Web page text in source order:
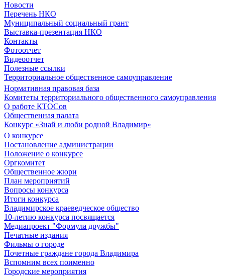
Новости
Перечень НКО
Муниципальный социальный грант
Выставка-презентация НКО
Контакты
Фотоотчет
Видеоотчет
Полезные ссылки
Территориальное общественное самоуправление
Нормативная правовая база
Комитеты территориального общественного самоуправления
О работе КТОСов
Общественная палата
Конкурс «Знай и люби родной Владимир»
О конкурсе
Постановление администрации
Положение о конкурсе
Оргкомитет
Общественное жюри
План мероприятий
Вопросы конкурса
Итоги конкурса
Владимирское краеведческое общество
10-летию конкурса посвящается
Медиапроект "Формула дружбы"
Печатные издания
Фильмы о городе
Почетные граждане города Владимира
Вспомним всех поименно
Городские мероприятия